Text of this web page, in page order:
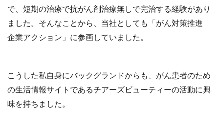
で、短期の治療で抗がん剤治療無しで完治する経験があり
ました。そんなことから、当社としても「がん対策推進
企業アクション」に参画していました。
こうした私自身にバックグランドからも、がん患者のため
の生活情報サイトであるチアーズビューティーの活動に興
味を持ちました。